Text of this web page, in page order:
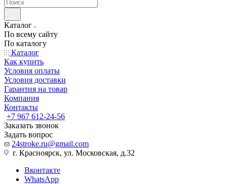
Каталог
По всему сайту
По каталогу
Каталог
Как купить
Условия оплаты
Условия доставки
Гарантия на товар
Компания
Контакты
+7 967 612-24-56
Заказать звонок
Задать вопрос
24stroke.ru@gmail.com
г. Красноярск, ул. Московская, д.32
Вконтакте
WhatsApp